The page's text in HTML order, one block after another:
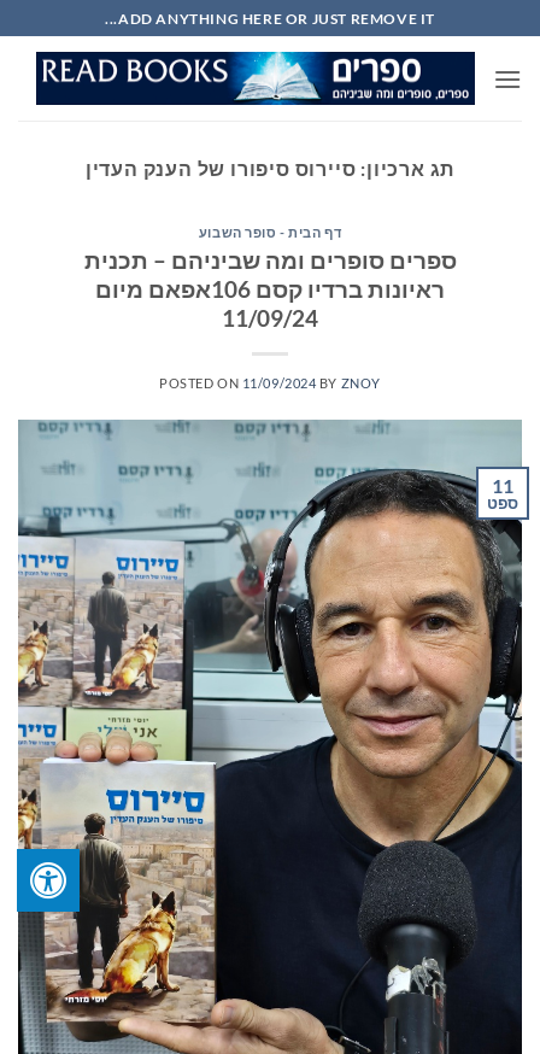
to
content
ADD ANYTHING HERE OR JUST REMOVE IT...
תג ארכיון: סיירוס סיפורו של הענק העדין
דף הבית - סופר השבוע
ספרים סופרים ומה שביניהם – תכנית
ראיונות ברדיו קסם 106אפאם מיום
11/09/24
POSTED ON 11/09/2024 BY ZNOY
11
ספט